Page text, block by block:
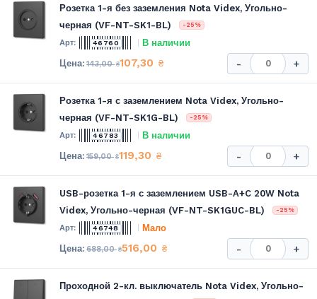
Розетка 1-я без заземления Nota Videx, Угольно-
черная (VF-NT-SK1-BL)
-25%
46760 В наличии
143,00₴107,30 ₴ - +
Розетка 1-я с заземлением Nota Videx, Угольно-
черная (VF-NT-SK1G-BL)
-25%
46783 В наличии
159,00₴119,30 ₴ - +
USB-розетка 1-я с заземлением USB-A+C 20W Nota
Videx, Угольно-черная (VF-NT-SK1GUC-BL)
-25%
46748 Мало
688,00₴516,00 ₴ - +
Проходной 2-кл. выключатель Nota Videx, Угольно-